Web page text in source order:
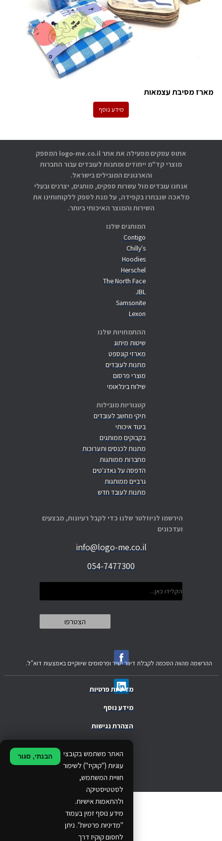
מארז מסיבת עצמאות
מידע נוסף
המותגים שלנו
Contigo
Chilly's
Hoodies
Herschel
The North Face
JBL
Samsonite
Lexon
ההתמחויות שלנו
שיטות מיתוג
מארזי קונספט
מתנות לעובדים
מוצרי פרסום
שילוח בינלאומי
קטגוריות מובילות
תיקי מחשב לעובדים
ביגוד איכותי
בקבוקים ממותגים
מתנות לכנסים ותערוכות
מחברות ממותגות
הדפסה על גאדג'טים
גרביים ממותגות
מתנות לעובד חדש
אתוס עסקים מפעילה את אתר logo-me.co.il המספק
מוצרי קד"מ ייחודים ומתנות לעובדים עבור החברות
והארגונים המובילים בישראל.
אנחנו עובדים מול עשרות ספקים, מותגים, יצרנים ובעלי
מלאכה שנבחרו בקפידה, על מנת לספק ללקוחותינו את
השירות והמוצר האיכותי ביותר.
הירשמו לניוזלטר שלנו כדי לקבל רעיונות, מבצעים
ועדכונים
info@logo-me.co.il
054-7477300
מדיניות פרטיות
האתר משתמש בקובצי
עוגיות ("קוקיז") לשיפור
חוויית המשתמש,
לסטטיסטיקה
ולהתאמות אישיות.
מידע נוסף זמין בעמוד
"מדיניות פרטיות". ניתן
לחסום קוקיז דרך
הבנתי, סגור
מידע נוסף
.
הצהרת נגישות
ההרשמה מהווה הסכמה לקבלת דיוור ישיר ופרסומים שיווקיים באמצעות דוא"ל.
© 2024 Ethos Business. All rights reserved.
...